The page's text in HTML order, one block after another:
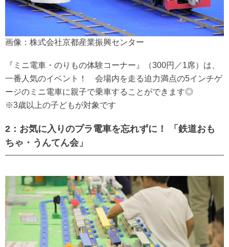
画像：株式会社京都産業振興センター
『ミニ電車・のりもの体験コーナー』（300円／1席）は、
一番人気のイベント！ 会場内を走る迫力満点の5インチゲ
ージのミニ電車に親子で乗車することができます◎
※3歳以上の子どもが対象です
2：お気に入りのプラ電車を忘れずに！ 「鉄道おも
ちゃ・うんてん会」